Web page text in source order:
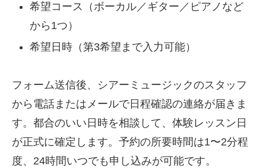
希望コース（ボーカル／ギター／ピアノなど
から1つ）
希望日時（第3希望まで入力可能）
フォーム送信後、シアーミュージックのスタッフ
から電話またはメールで日程確認の連絡が届きま
す。都合のいい日時を相談して、体験レッスン日
が正式に確定します。予約の所要時間は1〜2分程
度、24時間いつでも申し込みが可能です。